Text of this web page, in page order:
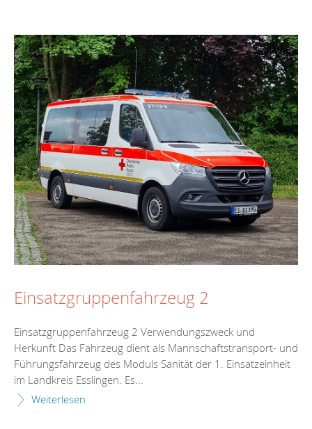
Einsatzgruppenfahrzeug 2
Einsatzgruppenfahrzeug 2 Verwendungszweck und
Herkunft Das Fahrzeug dient als Mannschaftstransport- und
Führungsfahrzeug des Moduls Sanität der 1. Einsatzeinheit
im Landkreis Esslingen. Es...
Weiterlesen